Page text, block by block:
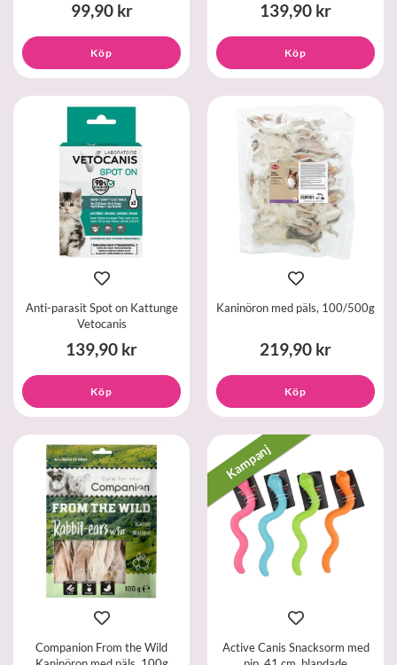
99,90 kr
Köp
139,90 kr
Köp
Anti-parasit Spot on Kattunge
Vetocanis
139,90 kr
Köp
Kaninöron med päls, 100/500g
219,90 kr
Köp
Companion From the Wild
Kampanj
Active Canis Snacksorm med